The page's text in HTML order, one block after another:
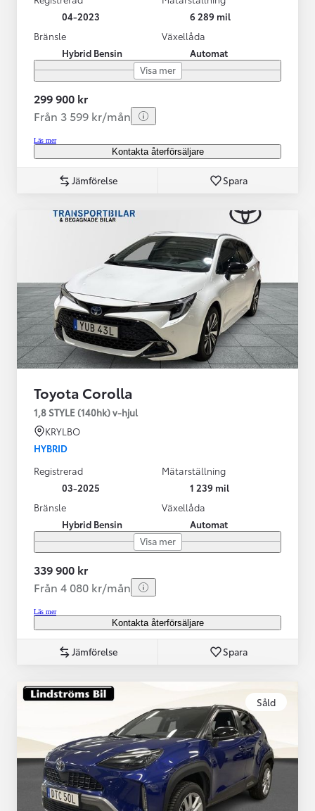
04-2023
6 289 mil
Bränsle
Hybrid Bensin
Växellåda
Automat
Visa mer
299 900 kr
Från 3 599 kr/mån
Läs mer
Kontakta återförsäljare
Jämförelse Spara
Toyota Corolla
1,8 STYLE (140hk) v-hjul
KRYLBO
HYBRID
Registrerad
03-2025
Mätarställning
1 239 mil
Bränsle
Hybrid Bensin
Växellåda
Automat
Visa mer
339 900 kr
Från 4 080 kr/mån
Läs mer
Kontakta återförsäljare
Jämförelse Spara
Såld